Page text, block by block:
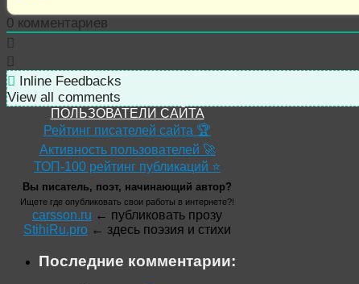
0 комментариев
Inline Feedbacks
View all comments
ПОЛЬЗОВАТЕЛИ САЙТА
Рейтинг писателей сайта 🏆
Активность пользователей 🚀
ТОП-100 рейтинг публикаций ⭐
Вы писатель, поэт, начинающий автор?
Ищете где опубликовать свои работы в интернете?!
carsson.ru ← публиковать прозу
StihiRu.pro ← здесь поэзия и стихи
Последние комментарии: